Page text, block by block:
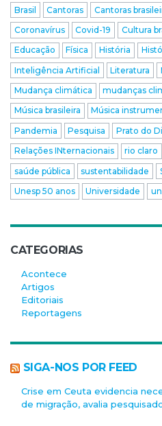
Brasil
Cantoras Cantoras
Coronavírus
Covid-19 Cultura
Educação
Física História
Inteligência Artificial
Literatura
Mudança climática
mudanças
Música brasileira
Música
Pandemia
Pesquisa Prato do
Relações INternacionais
rio claro
saúde pública
sustentabilidade
Unesp 50 anos
Universidade
CATEGORIAS
Acontece
Artigos
Editoriais
Reportagens
SIGA-NOS POR FEED
Crise em Ceuta evidencia
de migração, avalia